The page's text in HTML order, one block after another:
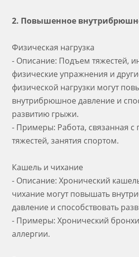
2. Повышенное
Физическая нагрузка
- Описание: Подъем тяжестей,
физические упражнения и
физической нагрузки могут
внутрибрюшное давление и
развитию грыжи.
- Примеры: Работа, связанная
тяжестей, занятия спортом.
Кашель и чихание
- Описание: Хронический
чихание могут повышать
давление и способствовать
- Примеры: Хронический
аллергии.